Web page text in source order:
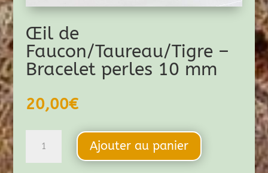
Œil de
Faucon/Taureau/Tigre –
Bracelet perles 10 mm
20,00€
Ajouter au panier